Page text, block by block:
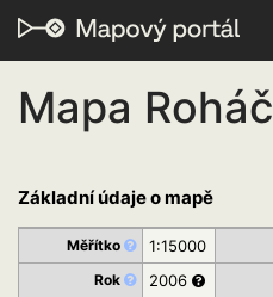
Mapa Roháč
Základní údaje o mapě
Měřítko 1:15000
Rok
2006